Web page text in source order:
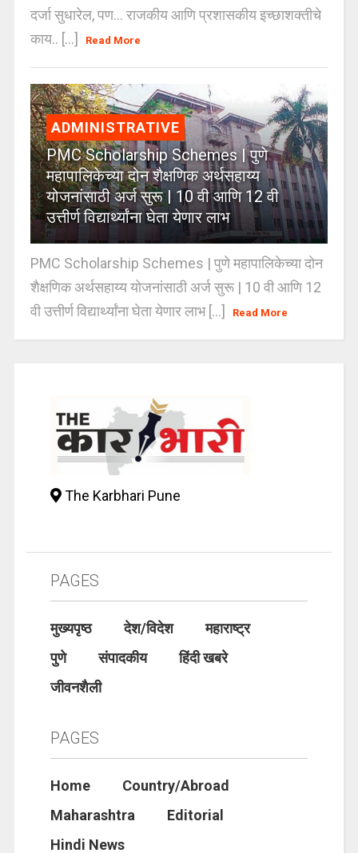
दर्जा सुधारेल, पण… राजकीय आणि प्रशासकीय इच्छाशक्तीचे
काय.. [...]
Read More
ADMINISTRATIVE
PMC Scholarship Schemes | पुणे
महापालिकेच्या दोन शैक्षणिक अर्थसहाय्य
योजनांसाठी अर्ज सुरू | 10 वी आणि 12 वी
उत्तीर्ण विद्यार्थ्यांना घेता येणार लाभ
PMC Scholarship Schemes | पुणे महापालिकेच्या दोन
शैक्षणिक अर्थसहाय्य योजनांसाठी अर्ज सुरू | 10 वी आणि 12
वी उत्तीर्ण विद्यार्थ्यांना घेता येणार लाभ [...]
Read More
The Karbhari Pune
PAGES
मुख्यपृष्ठ देश/विदेश
महाराष्ट्र
पुणे
संपादकीय
हिंदी खबरे
जीवनशैली
PAGES
Home
Country/Abroad
Maharashtra
Editorial
Hindi News